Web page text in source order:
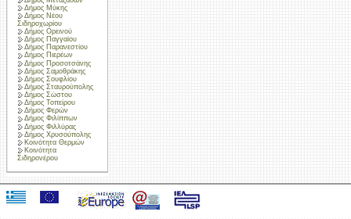
Δήμος Μύκης
Δήμος Νέου
Σιδηροχωρίου
Δήμος Ορεινού
Δήμος Παγγαίου
Δήμος Παρανεστίου
Δήμος Πιερέων
Δήμος Προσοτσάνης
Δήμος Σαμοθράκης
Δήμος Σουφλίου
Δήμος Σταυρούπολης
Δήμος Σώστου
Δήμος Τοπείρου
Δήμος Φερών
Δήμος Φιλίππων
Δήμος Φιλλύρας
Δήμος Χρυσούπολης
Κοινότητα Θερμών
Κοινότητα
Σιδηρονέρου